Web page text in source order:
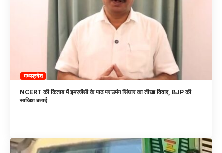
मध्यप्रदेश
NCERT की किताब में इमरजेंसी के पाठ पर उमंग सिंघार का तीखा विवाद, BJP की
साजिश बताई